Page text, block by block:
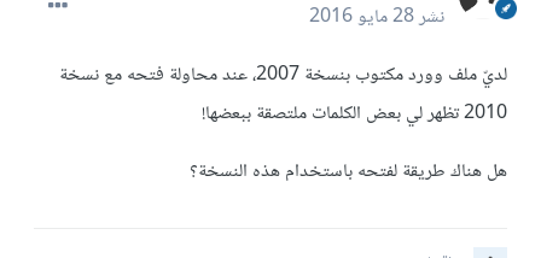
نشر28 مايو 2016
لديّ ملف وورد مكتوب بنسخة 2007، عند محاولة فتحه مع نسخة
2010 تظهر لي بعض الكلمات ملتصقة ببعضها!
هل هناك طريقة لفتحه باستخدام هذه النسخة؟